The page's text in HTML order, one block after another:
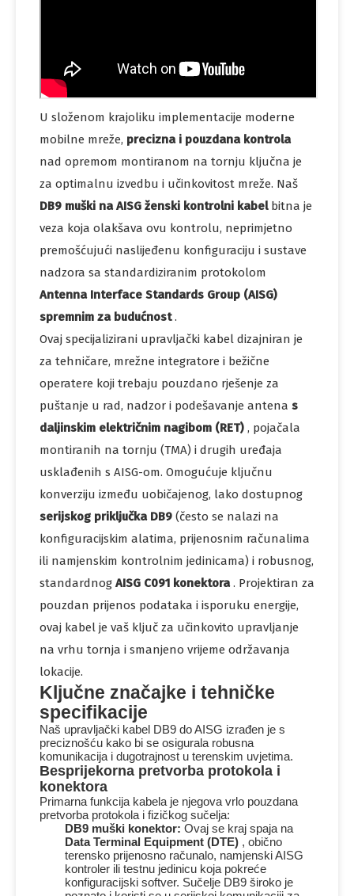
U složenom krajoliku implementacije moderne
mobilne mreže, precizna i pouzdana kontrola
nad opremom montiranom na tornju ključna je
za optimalnu izvedbu i učinkovitost mreže. Naš
DB9 muški na AISG ženski kontrolni kabel bitna je
veza koja olakšava ovu kontrolu, neprimjetno
premošćujući naslijeđenu konfiguraciju i sustave
nadzora sa standardiziranim protokolom
Antenna Interface Standards Group (AISG)
spremnim za budućnost.
Ovaj specijalizirani upravljački kabel dizajniran je
za tehničare, mrežne integratore i bežične
operatere koji trebaju pouzdano rješenje za
puštanje u rad, nadzor i podešavanje antena s
daljinskim električnim nagibom (RET) , pojačala
montiranih na tornju (TMA) i drugih uređaja
usklađenih s AISG-om. Omogućuje ključnu
konverziju između uobičajenog, lako dostupnog
serijskog priključka DB9 (često se nalazi na
konfiguracijskim alatima, prijenosnim računalima
ili namjenskim kontrolnim jedinicama) i robusnog,
standardnog AISG C091 konektora. Projektiran za
pouzdan prijenos podataka i isporuku energije,
ovaj kabel je vaš ključ za učinkovito upravljanje
na vrhu tornja i smanjeno vrijeme održavanja
lokacije.
Ključne značajke i tehničke
specifikacije
Naš upravljački kabel DB9 do AISG izrađen je s
preciznošću kako bi se osigurala robusna
komunikacija i dugotrajnost u terenskim uvjetima.
Besprijekorna pretvorba protokola i
konektora
Primarna funkcija kabela je njegova vrlo pouzdana
pretvorba protokola i fizičkog sučelja:
DB9 muški konektor: Ovaj se kraj spaja na
Data Terminal Equipment (DTE) , obično
terensko prijenosno računalo, namjenski AISG
kontroler ili testnu jedinicu koja pokreće
konfiguracijski softver. Sučelje DB9 široko je